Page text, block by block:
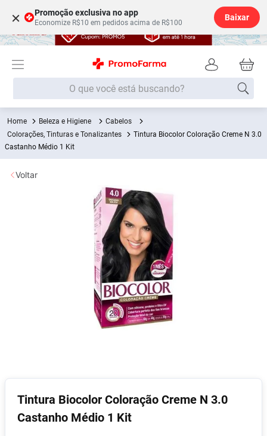
× Promoção exclusiva no app
Economize R$10 em pedidos acima de R$100
Baixar
O que você está buscando?
Beleza e Higiene
Cabelos
Colorações, Tinturas e Tonalizantes
Tintura Biocolor Coloração Creme N 3.0
Castanho Médio 1 Kit
Tintura Biocolor Coloração Creme N 3.0
Castanho Médio 1 Kit
Voltar
Termos mais buscados
1º Fralda
Desodorante